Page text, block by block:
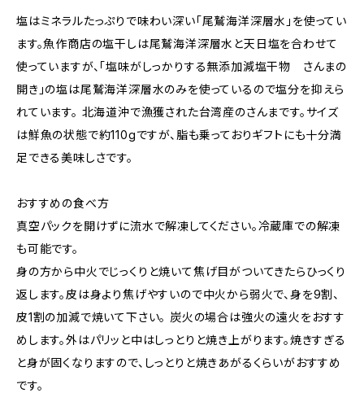
塩はミネラルたっぷりで味わい深い「尾鷲海洋深層水」を使ってい
ます。魚作商店の塩干しは尾鷲海洋深層水と天日塩を合わせて
使っていますが、「塩味がしっかりする無添加減塩干物 さんまの
開き」の塩は尾鷲海洋深層水のみを使っているので塩分を抑えら
れています。 北海道沖で漁獲された台湾産のさんまです。サイズ
は鮮魚の状態で約110gですが、脂も乗っておりギフトにも十分満
足できる美味しさです。
おすすめの食べ方
真空パックを開けずに流水で解凍してください。冷蔵庫での解凍
も可能です。
身の方から中火でじっくりと焼いて焦げ目がついてきたらひっくり
返します。皮は身より焦げやすいので中火から弱火で、身を9割、
皮1割の加減で焼いて下さい。 炭火の場合は強火の遠火をおすす
めします。外はパリッと中はしっとりと焼き上がります。焼きすぎる
と身が固くなりますので、しっとりと焼きあがるくらいがおすすめ
です。